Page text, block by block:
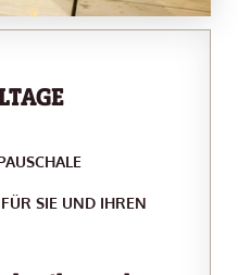
SIE UND IHREN